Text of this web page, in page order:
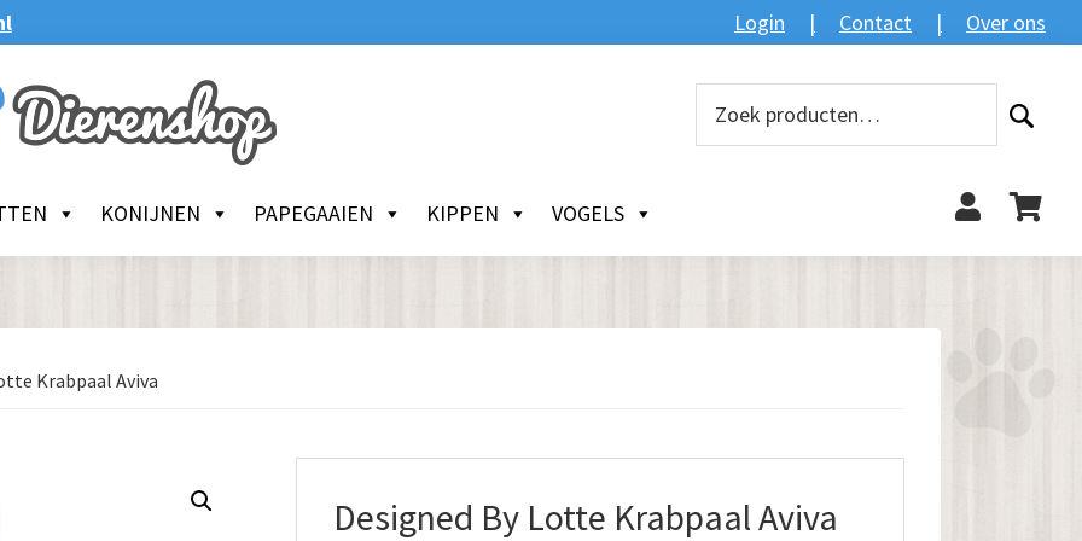
Login Contact Over ons
KONIJNEN PAPEGAAIEN KIPPEN VOGELS
Zoeken
Krabpaal Aviva
Designed By Lotte Krabpaal Aviva